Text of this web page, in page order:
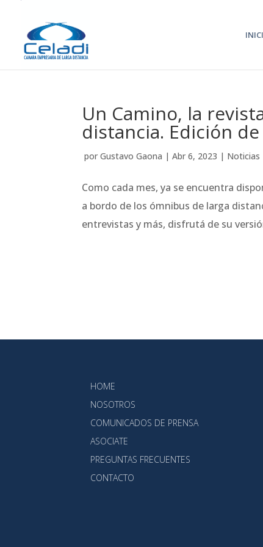
Un Camino, la
distancia. Edición
por Gustavo Gaona | Abr 6, 2023 | Noticias
Como cada mes, ya se encuentra
a bordo de los ómnibus de larga
entrevistas y más, disfrutá de su
HOME
NOSOTROS
COMUNICADOS DE PRENSA
ASOCIATE
PREGUNTAS FRECUENTES
CONTACTO